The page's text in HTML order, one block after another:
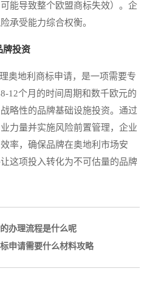
能导致整个欧盟商标失效）。企
承受能力综合权衡。
牌投资
地利商标申请，是一项需要专
12个月的时间周期和数千欧元的
略性的品牌基础设施投资。通过
力量并实施风险前置管理，企业
率，确保品牌在奥地利市场安
这项投入转化为不可估量的品牌
办理流程是什么呢
申请需要什么材料攻略